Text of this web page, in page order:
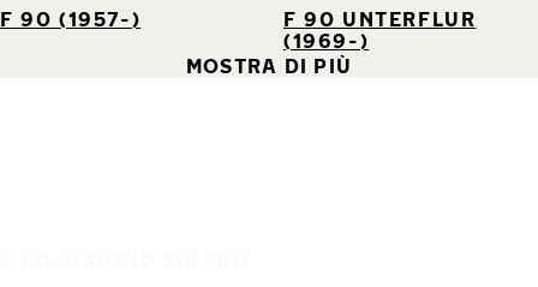
F 90 (1957-)
F 90 UNTERFLUR
(1969-)
MOSTRA DI PIÙ